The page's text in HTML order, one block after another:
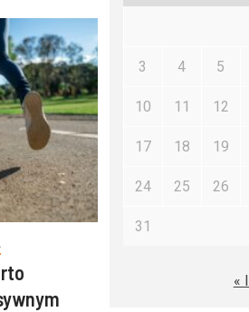
3 4 5
10 11 12
17 18 19
24 25 26
31
«